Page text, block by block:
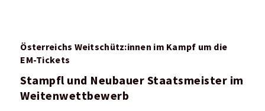
Österreichs Weitschütz:innen im Kampf um die
EM-Tickets
Stampfl und Neubauer Staatsmeister im
Weitenwettbewerb